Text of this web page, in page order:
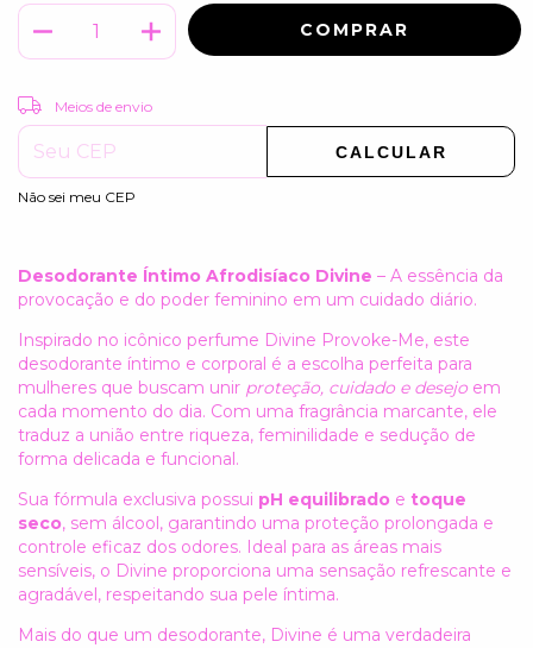
Entregas para o CEP:
Meios de envio
CALCULAR
Não sei meu CEP
Desodorante Íntimo Afrodisíaco Divine – A essência da
provocação e do poder feminino em um cuidado diário.
Inspirado no icônico perfume Divine Provoke-Me, este
desodorante íntimo e corporal é a escolha perfeita para
mulheres que buscam unir proteção, cuidado e desejoem
cada momento do dia. Com uma fragrância marcante, ele
traduz a união entre riqueza, feminilidade e sedução de
forma delicada e funcional.
Sua fórmula exclusiva possui pH equilibrado e toque
seco, sem álcool, garantindo uma proteção prolongada e
controle eficaz dos odores. Ideal para as áreas mais
sensíveis, o Divine proporciona uma sensação refrescante e
agradável, respeitando sua pele íntima.
Mais do que um desodorante, Divine é uma verdadeira